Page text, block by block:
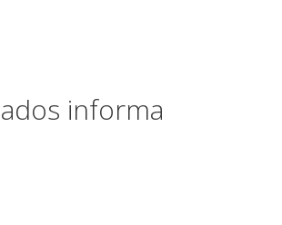
informa